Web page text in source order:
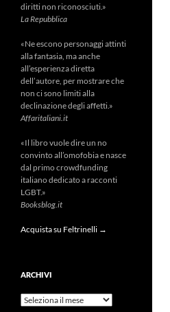
diritti non riconosciuti.»
La Repubblica
«Ne escono personaggi attinti
alla fantasia, ma anche
all’esperienza diretta
dell’autore, per mostrare che
non ci sono limiti alla
declinazione degli affetti.»
Affaritaliani.it
«Il libro vuole dire un no
convinto all’omofobia e nasce
dal primo crowdfunding
italiano dedicato a racconti
LGBT.»
Booksblog.it
Acquista su Feltrinelli →
ARCHIVI
Archivi